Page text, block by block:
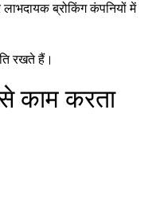
ब्रोकिंग कंपनियों में
रखते हैं।
काम करता